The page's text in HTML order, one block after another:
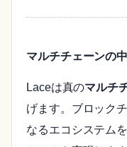
マルチチェーンの
Laceは真のマルチ
げます。ブロック
なるエコシステム